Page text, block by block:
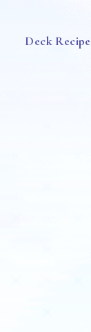
Deck Recipe